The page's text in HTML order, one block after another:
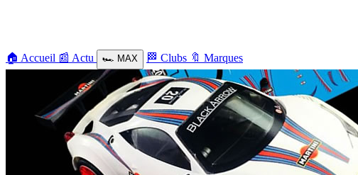
🏠 Accueil 📰 Actu 🏎️ MAX 🏁 Clubs 🔖 Marques